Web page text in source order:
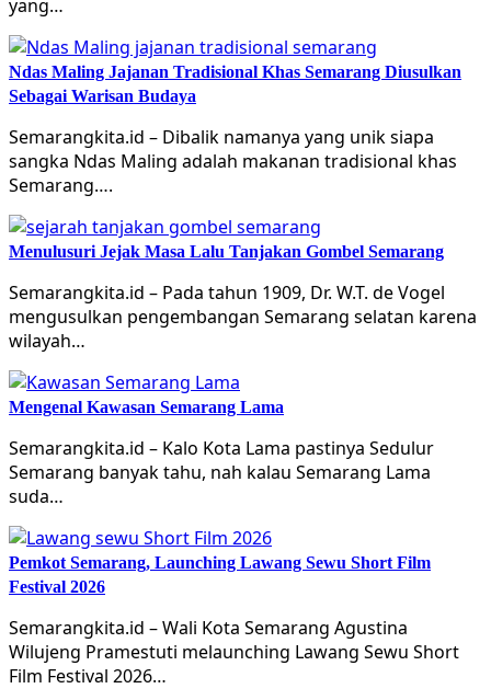
yang…
Ndas Maling Jajanan Tradisional Khas Semarang Diusulkan
Sebagai Warisan Budaya
Semarangkita.id – Dibalik namanya yang unik siapa
sangka Ndas Maling adalah makanan tradisional khas
Semarang….
Menulusuri Jejak Masa Lalu Tanjakan Gombel Semarang
Semarangkita.id – Pada tahun 1909, Dr. W.T. de Vogel
mengusulkan pengembangan Semarang selatan karena
wilayah…
Mengenal Kawasan Semarang Lama
Semarangkita.id – Kalo Kota Lama pastinya Sedulur
Semarang banyak tahu, nah kalau Semarang Lama
suda…
Pemkot Semarang, Launching Lawang Sewu Short Film
Festival 2026
Semarangkita.id – Wali Kota Semarang Agustina
Wilujeng Pramestuti melaunching Lawang Sewu Short
Film Festival 2026…